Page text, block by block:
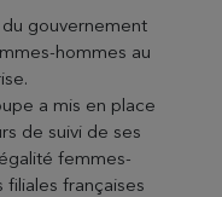
gouvernement
hommes au
a mis en place
de suivi de ses
femmes-
françaises